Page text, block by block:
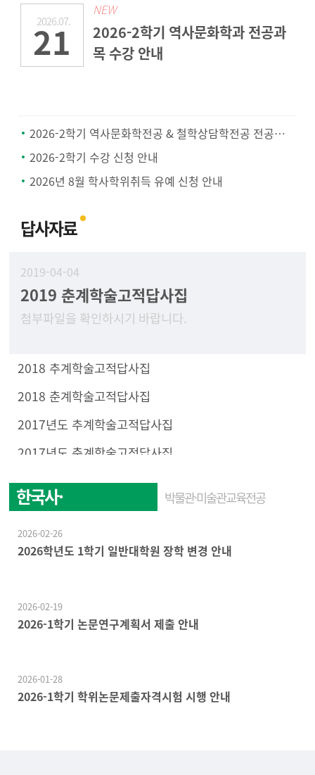
2026.07.
21
NEW
2026-2학기 역사문화학과 전공과
목 수강 안내
2026-2학기 역사문화학전공 & 철학상담학전공 전공공통과목 지정 안내
2026-2학기 수강 신청 안내
2026년 8월 학사학위취득 유예 신청 안내
답사자료
2019-04-04
2019 춘계학술고적답사집
첨부파일을 확인하시기 바랍니다.
2018 추계학술고적답사집
2018 춘계학술고적답사집
2017년도 추계학술고적답사집
2017년도 춘계학술고적답사집
한국사·
박물관·미술관교육전공
2026-02-26
2026학년도 1학기 일반대학원 장학 변경 안내
2026-02-19
2026-1학기 논문연구계획서 제출 안내
2026-01-28
2026-1학기 학위논문제출자격시험 시행 안내